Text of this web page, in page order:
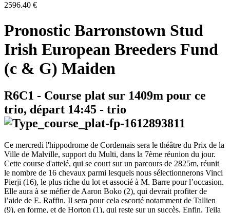
2596.40 €
Pronostic Barronstown Stud
Irish European Breeders Fund
(c & G) Maiden
R6C1 - Course plat sur 1409m pour ce
trio, départ 14:45 - trio
Ce mercredi l'hippodrome de Cordemais sera le théâtre du Prix de la
Ville de Malville, support du Multi, dans la 7ème réunion du jour.
Cette course d'attelé, qui se court sur un parcours de 2825m, réunit
le nombre de 16 chevaux parmi lesquels nous sélectionnerons Vinci
Pierji (16), le plus riche du lot et associé à M. Barre pour l’occasion.
Elle aura à se méfier de Aaron Boko (2), qui devrait profiter de
l’aide de E. Raffin. Il sera pour cela escorté notamment de Tallien
(9), en forme, et de Horton (1), qui reste sur un succès. Enfin, Teila